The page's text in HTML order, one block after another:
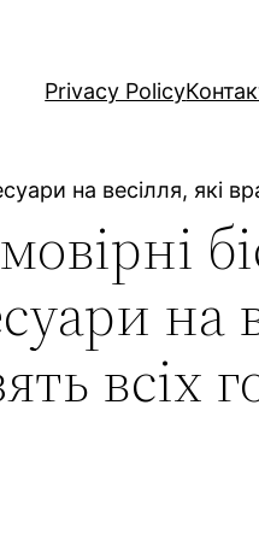
Privacy Policy
на весілля, які
на
всіх